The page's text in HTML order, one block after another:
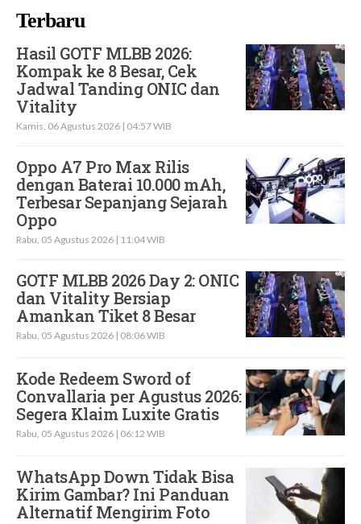
Terbaru
Hasil GOTF MLBB 2026:
Kompak ke 8 Besar, Cek
Jadwal Tanding ONIC dan
Vitality
Kamis, 06 Agustus 2026 | 04:57 WIB
Oppo A7 Pro Max Rilis
dengan Baterai 10.000 mAh,
Terbesar Sepanjang Sejarah
Oppo
Rabu, 05 Agustus 2026 | 11:04 WIB
GOTF MLBB 2026 Day 2: ONIC
dan Vitality Bersiap
Amankan Tiket 8 Besar
Rabu, 05 Agustus 2026 | 08:06 WIB
Kode Redeem Sword of
Convallaria per Agustus 2026:
Segera Klaim Luxite Gratis
Rabu, 05 Agustus 2026 | 06:12 WIB
WhatsApp Down Tidak Bisa
Kirim Gambar? Ini Panduan
Alternatif Mengirim Foto